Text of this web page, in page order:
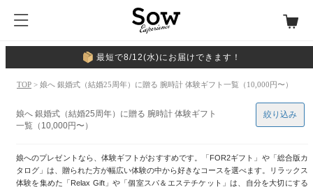
最短で8/12(水)にお届けできます！
TOP > 娘へ 銀婚式（結婚25周年）に贈る 腕時計 体験ギフト一覧（10,000円〜）
娘へ 銀婚式（結婚25周年）に贈る 腕時計 体験ギフト
一覧（10,000円〜）
娘へのプレゼントなら、体験ギフトがおすすめです。「FOR2ギフト」や「総合版カ
タログ」は、贈られた方が幅広い体験の中から好きなコースを選べます。リラックス
体験を集めた「Relax Gift」や「個室スパ＆エステチケット」は、自分を大切にする
絞り込み